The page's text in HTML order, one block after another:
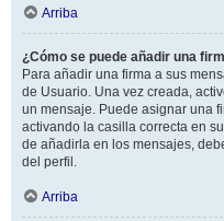
Arriba
¿Cómo se puede añadir una
Para añadir una firma a sus
de Usuario. Una vez creada,
un mensaje. Puede asignar una
activando la casilla correcta en
de añadirla en los mensajes,
del perfil.
Arriba